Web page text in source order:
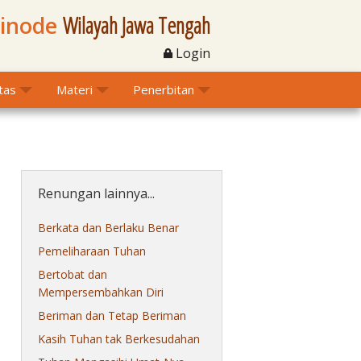
Wilayah Jawa Tengah
Login
Materi Penerbitan
Renungan lainnya...
Berkata dan Berlaku Benar
Pemeliharaan Tuhan
Bertobat dan
Mempersembahkan Diri
Beriman dan Tetap Beriman
Kasih Tuhan tak Berkesudahan